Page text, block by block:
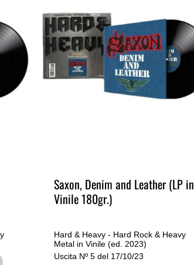
Saxon, Denim and Leather (LP in
Vinile 180gr.)
Hard & Heavy - Hard Rock & Heavy
Metal in Vinile (ed. 2023)
Uscita Nº 5 del 17/10/23